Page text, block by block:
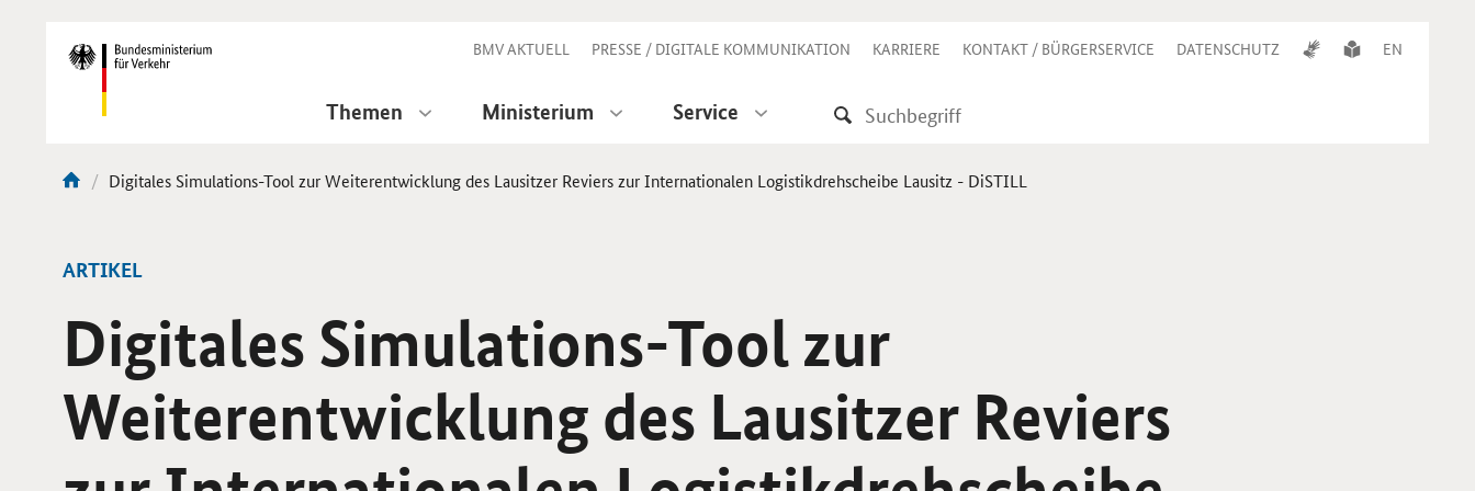
Navigation BMV AKTUELL PRESSE / DIGITALE KOMMUNIKATION KARRIERE KONTAKT / BÜRGERSERVICE DATENSCHUTZ EN
Themen Ministerium Service
Aktuelle
Digitales Simulations-Tool zur Weiterentwicklung des Lausitzer Reviers zur Internationalen Logistikdrehscheibe Lausitz - DiSTILL
ARTIKEL
Digitales Simulations-Tool zur
Weiterentwicklung des Lausitzer Reviers